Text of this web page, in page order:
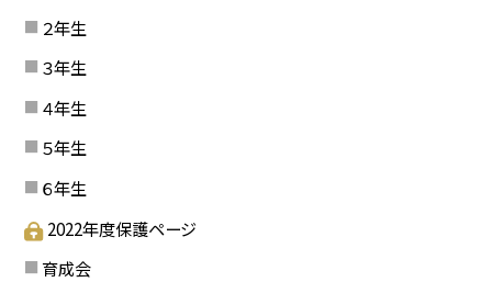
２年生
３年生
４年生
５年生
６年生
2022年度保護ページ
育成会